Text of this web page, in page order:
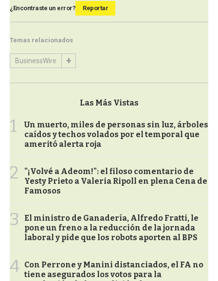
¿Encontraste un error? Reportar
Temas relacionados
BusinessWire
Las Más Vistas
1
Un muerto, miles de personas sin luz, árboles
caídos y techos volados por el temporal que
ameritó alerta roja
2
"¡Volvé a Adeom!": el filoso comentario de
Yesty Prieto a Valeria Ripoll en plena Cena de
Famosos
3
El ministro de Ganadería, Alfredo Fratti, le
pone un freno a la reducción de la jornada
laboral y pide que los robots aporten al BPS
4 Con Perrone y Manini distanciados, el FA no
tiene asegurados los votos para la